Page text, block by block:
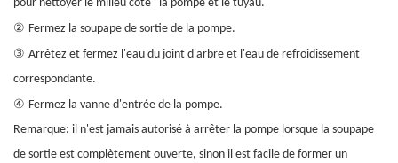
pour nettoyer le milieu côté
la pompe et le tuyau.
② Fermez la soupape de sortie de la pompe.
③ Arrêtez et fermez l'eau du joint d'arbre et l'eau de refroidissement
correspondante.
④ Fermez la vanne d'entrée de la pompe.
Remarque: il n'est jamais autorisé à arrêter la pompe lorsque la soupape
de sortie est complètement ouverte, sinon il est facile de former un